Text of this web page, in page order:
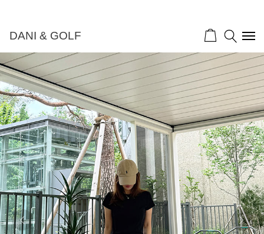
DANI & GOLF